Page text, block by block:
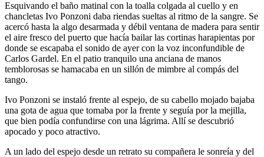
Esquivando el baño matinal con la toalla colgada al cuello y en
chancletas Ivo Ponzoni daba riendas sueltas al ritmo de la sangre. Se
acercó hasta la algo desarmada y débil ventana de madera para sentir
el aire fresco del puerto que hacía bailar las cortinas harapientas por
donde se escapaba el sonido de ayer con la voz inconfundible de
Carlos Gardel. En el patio tranquilo una anciana de manos
temblorosas se hamacaba en un sillón de mimbre al compás del
tango.
Ivo Ponzoni se instaló frente al espejo, de su cabello mojado bajaba
una gota de agua que tomaba por la frente y seguía por la mejilla,
que bien podía confundirse con una lágrima. Allí se descubrió
apocado y poco atractivo.
A un lado del espejo desde un retrato su compañera le sonreía y del